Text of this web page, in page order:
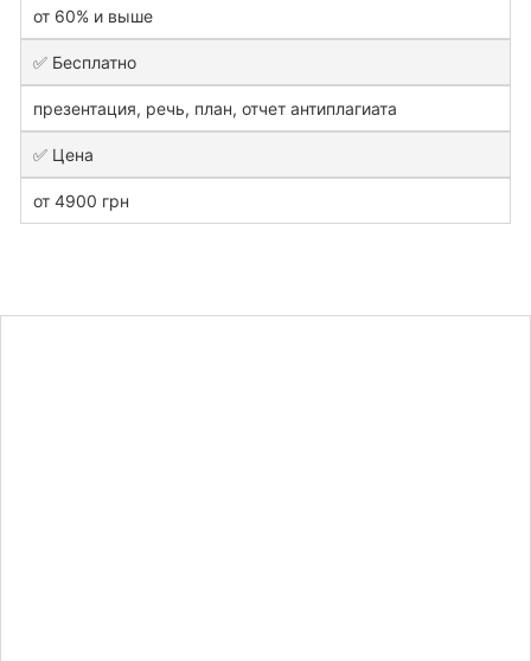
от 60% и выше
✅ Бесплатно
презентация, речь, план, отчет антиплагиата
✅ Цена
от 4900 грн